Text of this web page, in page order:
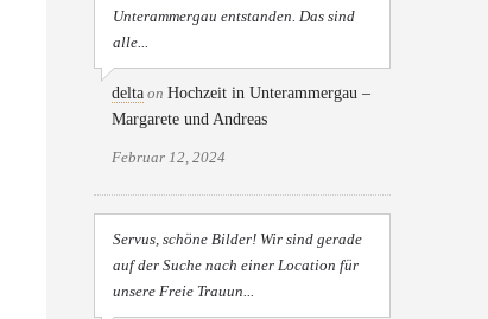
Unterammergau entstanden. Das sind
alle...
delta on Hochzeit in Unterammergau –
Margarete und Andreas
Februar 12, 2024
Servus, schöne Bilder! Wir sind gerade
auf der Suche nach einer Location für
unsere Freie Trauun...